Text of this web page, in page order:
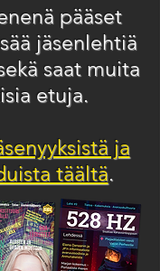
pääset
jäsenlehtiä
saat muita
etuja.
ja
täältä.